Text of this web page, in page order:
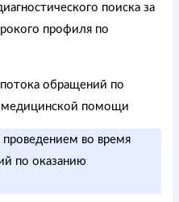
поиска за
профиля по
обращений по
медицинской помощи
во время
по оказанию